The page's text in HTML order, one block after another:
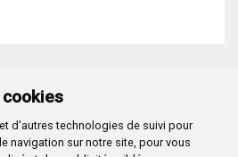
d'autres technologies de suivi pour
navigation sur notre site, pour vous
1- 09071BURGOS
800 CIF: P-0906100-C